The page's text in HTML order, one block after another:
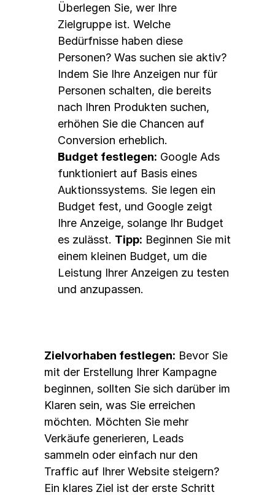
Überlegen Sie, wer Ihre
Zielgruppe ist. Welche
Bedürfnisse haben diese
Personen? Was suchen sie aktiv?
Indem Sie Ihre Anzeigen nur für
Personen schalten, die bereits
nach Ihren Produkten suchen,
erhöhen Sie die Chancen auf
Conversion erheblich.
Budget festlegen: Google Ads
funktioniert auf Basis eines
Auktionssystems. Sie legen ein
Budget fest, und Google zeigt
Ihre Anzeige, solange Ihr Budget
es zulässt. Tipp: Beginnen Sie mit
einem kleinen Budget, um die
Leistung Ihrer Anzeigen zu testen
und anzupassen.
Zielvorhaben festlegen: Bevor Sie
mit der Erstellung Ihrer Kampagne
beginnen, sollten Sie sich darüber im
Klaren sein, was Sie erreichen
möchten. Möchten Sie mehr
Verkäufe generieren, Leads
sammeln oder einfach nur den
Traffic auf Ihrer Website steigern?
Ein klares Ziel ist der erste Schritt